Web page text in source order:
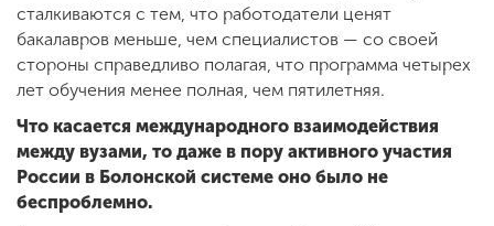
сталкиваются с тем, что работодатели ценят
бакалавров меньше, чем специалистов — со своей
стороны справедливо полагая, что программа четырех
лет обучения менее полная, чем пятилетняя.
Что касается международного взаимодействия
между вузами, то даже в пору активного участия
России в Болонской системе оно было не
беспроблемно.